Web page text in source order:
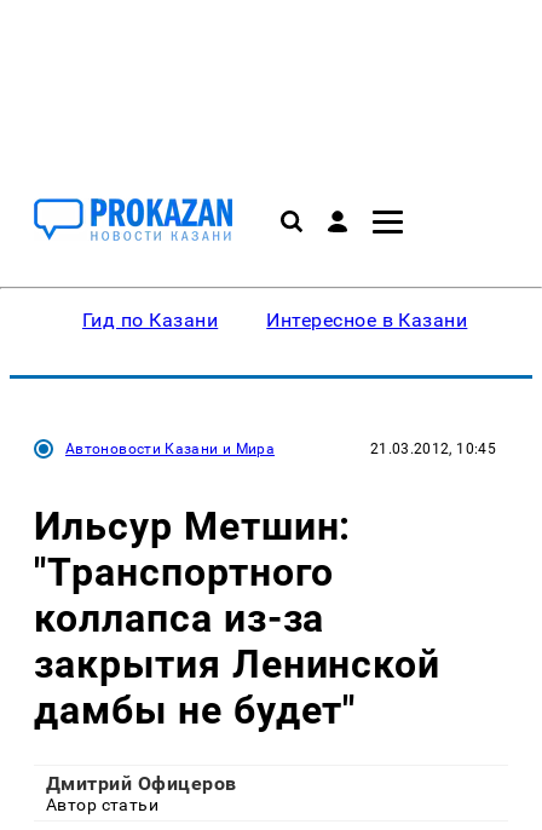
Гид по Казани Интересное в Казани
Автоновости Казани и Мира 21.03.2012, 10:45
Ильсур Метшин:
"Транспортного
коллапса из-за
закрытия Ленинской
дамбы не будет"
Дмитрий Офицеров
Автор статьи